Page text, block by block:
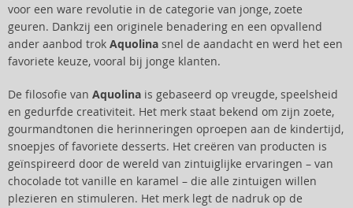
voor een ware revolutie in de categorie van jonge, zoete
geuren. Dankzij een originele benadering en een opvallend
ander aanbod trok Aquolina snel de aandacht en werd het een
favoriete keuze, vooral bij jonge klanten.
De filosofie van Aquolina is gebaseerd op vreugde, speelsheid
en gedurfde creativiteit. Het merk staat bekend om zijn zoete,
gourmandtonen die herinneringen oproepen aan de kindertijd,
snoepjes of favoriete desserts. Het creëren van producten is
geïnspireerd door de wereld van zintuiglijke ervaringen – van
chocolade tot vanille en karamel – die alle zintuigen willen
plezieren en stimuleren. Het merk legt de nadruk op de